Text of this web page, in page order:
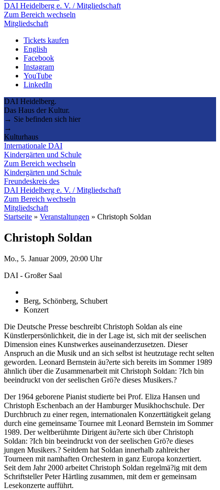
DAI Heidelberg e. V. / Mitgliedschaft
Zum Bereich wechseln
Mitgliedschaft
Tickets kaufen
English
Facebook
Instagram
YouTube
LinkedIn
DAI Heidelberg.
Das Haus der Kultur.
→ Sie befinden sich hier
→
Kulturhaus
Internationale DAI
Kindergärten und Schule
Zum Bereich wechseln
Kindergärten und Schule
Freundeskreis des
DAI Heidelberg e. V. / Mitgliedschaft
Zum Bereich wechseln
Mitgliedschaft
Startseite » Veranstaltungen » Christoph Soldan
Christoph Soldan
Mo., 5. Januar 2009, 20:00 Uhr
DAI - Großer Saal
Berg, Schönberg, Schubert
Konzert
Die Deutsche Presse beschreibt Christoph Soldan als eine
Künstlerpersönlichkeit, die in der Lage ist, sich mit der seelischen
Dimension eines Kunstwerkes auseinanderzusetzen. Dieser
Anspruch an die Musik und an sich selbst ist heutzutage recht selten
geworden. Leonard Bernstein äu?erte sich bereits im Sommer 1989
ähnlich über die Zusammenarbeit mit Christoph Soldan: ?Ich bin
beeindruckt von der seelischen Grö?e dieses Musikers.?
Der 1964 geborene Pianist studierte bei Prof. Eliza Hansen und
Christoph Eschenbach an der Hamburger Musikhochschule. Der
Durchbruch zu einer regen, internationalen Konzerttätigkeit gelang
durch eine gemeinsame Tournee mit Leonard Bernstein im Sommer
1989. Der weltberühmte Dirigent äu?erte sich über Christoph
Soldan: ?Ich bin beeindruckt von der seelischen Grö?e dieses
jungen Musikers.? Seitdem hat Soldan innerhalb zahlreicher
Tourneen mit namhaften Orchestern in ganz Europa konzertiert.
Seit dem Jahr 2000 arbeitet Christoph Soldan regelmä?ig mit dem
Schriftsteller Peter Härtling zusammen, mit dem er gemeinsam
Lesekonzerte aufführt.